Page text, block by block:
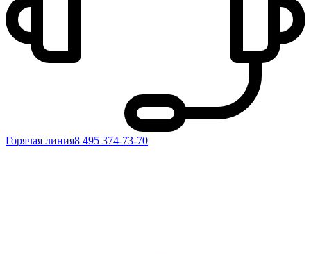
Горячая линия8 495 374-73-70